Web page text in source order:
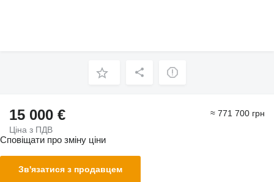
15 000 €
Ціна з ПДВ
≈ 771 700 грн
Сповіщати про зміну ціни
Зв'язатися з продавцем